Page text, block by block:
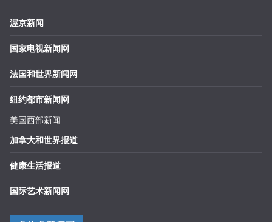
渥京新闻
国家电视新闻网
法国和世界新闻网
纽约都市新闻网
美国西部新闻
加拿大和世界报道
健康生活报道
国际艺术新闻网